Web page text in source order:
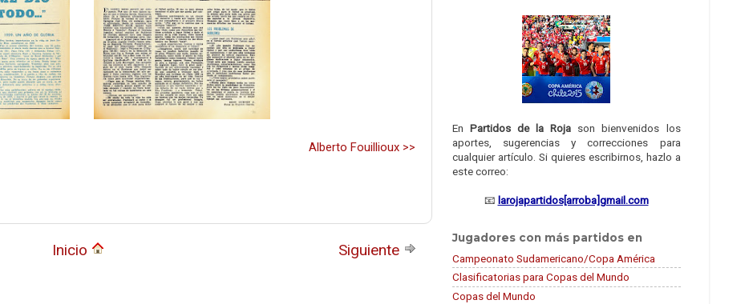
Alberto Fouillioux >>
Siguiente
Inicio
En Partidos de la Roja son bienvenidos los
aportes, sugerencias y correcciones para
cualquier artículo. Si quieres escribirnos, hazlo a
este correo:
📧 larojapartidos[arroba]gmail.com
Jugadores con más partidos en
Campeonato Sudamericano/Copa América
Clasificatorias para Copas del Mundo
Copas del Mundo